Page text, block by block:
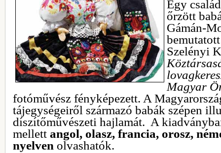
Egy
őrzött
Gámán-
Szelényi
Magyar
fotóművész fényképezett. A
tájegységeiről származó babák szépen
díszítőművészeti hajlamát. A
mellett angol, olasz, francia, orosz,
nyelven olvashatók.